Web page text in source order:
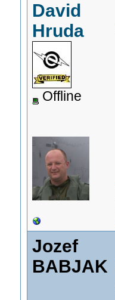
David
Hruda
Offline
Jozef
BABJAK